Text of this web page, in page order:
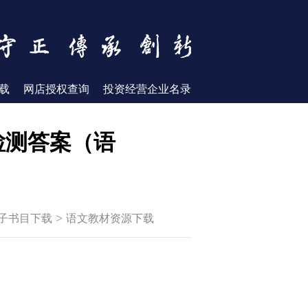
网店授权查询 投资经营企业名录
测答案（语
书目下载 > 语文教材资源下载